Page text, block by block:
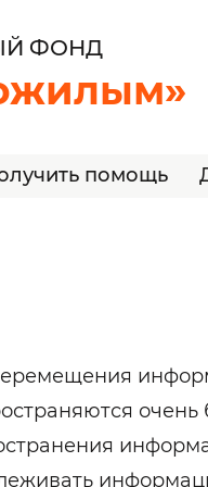
ФОНД
помощь